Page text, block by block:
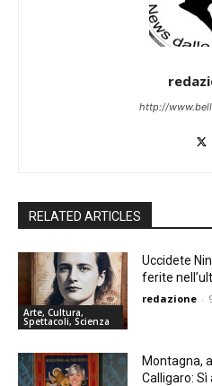
http://
RELATED ARTICLES
Arte, Cultura,
Spettacoli, Scienza
Uccidete
ferite
redazione -
Montagna,
Calligaro: